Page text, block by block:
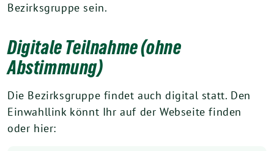
Bezirksgruppe sein.
Digitale Teilnahme (ohne
Abstimmung)
Die Bezirksgruppe findet auch digital statt. Den
Einwahllink könnt Ihr auf der Webseite finden
oder hier: